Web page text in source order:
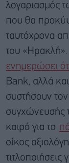
λογαριασμός
που θα
ταυτόχρονα
του «Ηρακλή».
ενημερώσει
Bank, αλλά
συστήσουν
συγχώνευσής
καιρό για το
οίκος